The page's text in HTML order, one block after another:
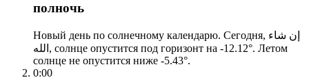
полночь
Новый день по солнечному календарю. Сегодня, إن شاء
الله, солнце опустится под горизонт на -12.12°. Летом
солнце не опустится ниже -5.43°.
0:00